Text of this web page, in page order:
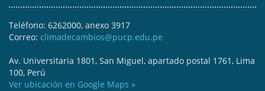
Teléfono: 6262000, anexo 3917
Correo: climadecambios@pucp.edu.pe
Av. Universitaria 1801, San Miguel, apartado postal 1761, Lima
100, Perú
Ver ubicación en Google Maps »